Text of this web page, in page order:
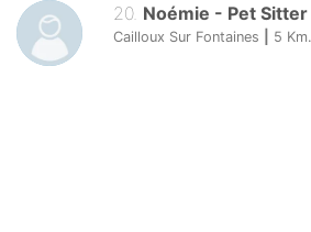
20. Noémie - Pet Sitter
Cailloux Sur Fontaines 5 Km.